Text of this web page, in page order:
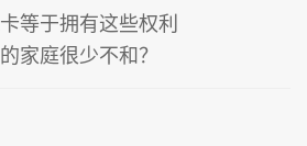
等于拥有这些权利
家庭很少不和？